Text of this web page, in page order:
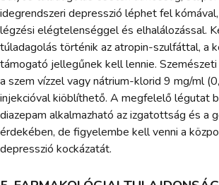
idegrendszeri depresszió léphet fel
légzési elégtelenséggel és elhalálozással.
túladagolás történik az atropin-szulfáttal, a
támogató jellegűnek kell lennie.
a szem vízzel vagy nátrium-klorid 9 mg/ml
injekcióval kiöblíthető. A megfelelő légutat
diazepam alkalmazható az izgatottság és a
érdekében, de figyelembe kell venni a
depresszió kockázatát.